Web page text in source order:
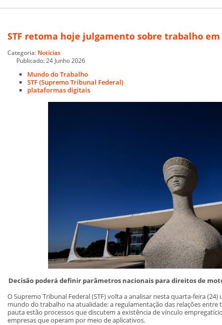
STF retoma hoje julgamento sobre trabalho
Categoria: Notícias
Publicado: 24 Junho 2026
Mundo do Trabalho
STF (Supremo Tribunal Federal)
plataformas digitais
Decisão poderá definir parâmetros nacionais para direitos de
O Supremo Tribunal Federal (STF) volta a analisar nesta quarta-feira
mundo do trabalho na atualidade: a regulamentação das relações entre
pauta estão processos que discutem a existência de vínculo
empresas que operam por meio de aplicativos.